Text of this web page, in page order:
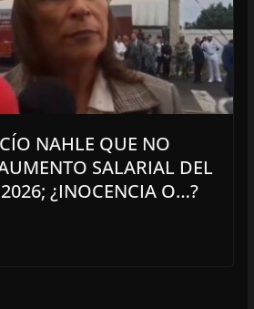
NAHLE QUE NO
SALARIAL DEL
¿INOCENCIA O…?